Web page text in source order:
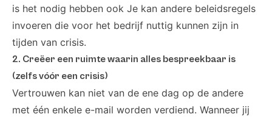
is het nodig hebben ook Je kan andere beleidsregels
invoeren die voor het bedrijf nuttig kunnen zijn in
tijden van crisis.
2. Creëer een ruimte waarin alles bespreekbaar is
(zelfs vóór een crisis)
Vertrouwen kan niet van de ene dag op de andere
met één enkele e-mail worden verdiend. Wanneer jij